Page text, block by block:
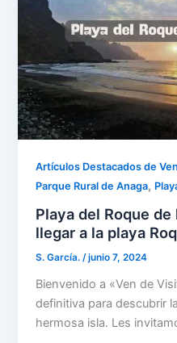
Artículos Destacados de
Parque Rural de Anaga,
Playa del Roque
llegar a la playa
S. García./junio 7, 2024
Bienvenido a «Ven de
definitiva para descubrir
hermosa isla. Les